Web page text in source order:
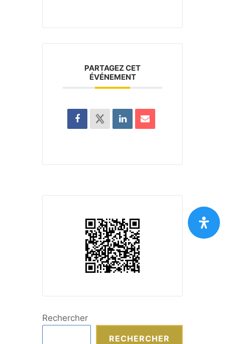
PARTAGEZ CET
ÉVÉNEMENT
Rechercher
RECHERCHER